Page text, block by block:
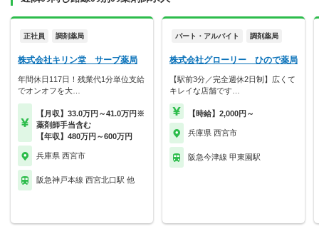
正社員 調剤薬局
株式会社キリン堂 サーブ薬局
年間休日117日！残業代1分単位支給
でオンオフを大…
【月収】33.0万円～41.0万円※
薬剤師手当含む
【年収】480万円～600万円
兵庫県 西宮市
阪急神戸本線 西宮北口駅 他
パート・アルバイト 調剤薬局
株式会社グローリー ひので薬局
【駅前3分／完全週休2日制】広くて
キレイな店舗です…
【時給】2,000円～
兵庫県 西宮市
阪急今津線 甲東園駅